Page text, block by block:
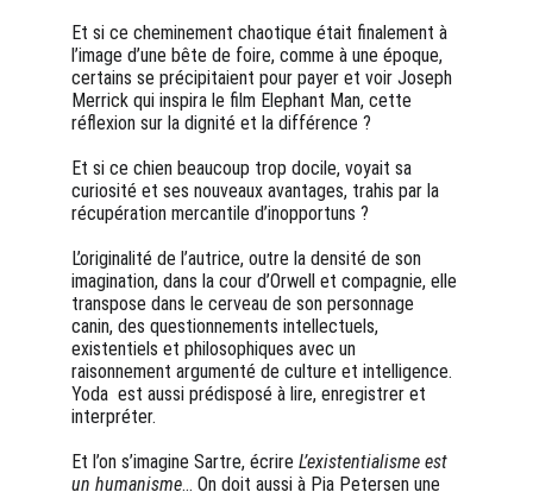
Et si ce cheminement chaotique était finalement à
l’image d’une bête de foire, comme à une époque,
certains se précipitaient pour payer et voir Joseph
Merrick qui inspira le film Elephant Man, cette
réflexion sur la dignité et la différence ?
Et si ce chien beaucoup trop docile, voyait sa
curiosité et ses nouveaux avantages, trahis par la
récupération mercantile d’inopportuns ?
L’originalité de l’autrice, outre la densité de son
imagination, dans la cour d’Orwell et compagnie, elle
transpose dans le cerveau de son personnage
canin, des questionnements intellectuels,
existentiels et philosophiques avec un
raisonnement argumenté de culture et intelligence.
Yoda  est aussi prédisposé à lire, enregistrer et
interpréter.
Et l’on s’imagine Sartre, écrire L’existentialisme est
un humanisme… On doit aussi à Pia Petersen une